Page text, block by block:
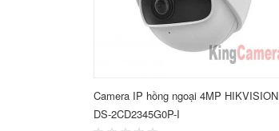
Camera IP hồng ngoại 4MP HIKVISION
DS-2CD2345G0P-I